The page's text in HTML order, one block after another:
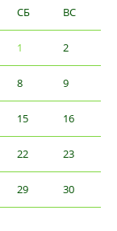
СБ ВС
1 2
8 9
15 16
22 23
29 30